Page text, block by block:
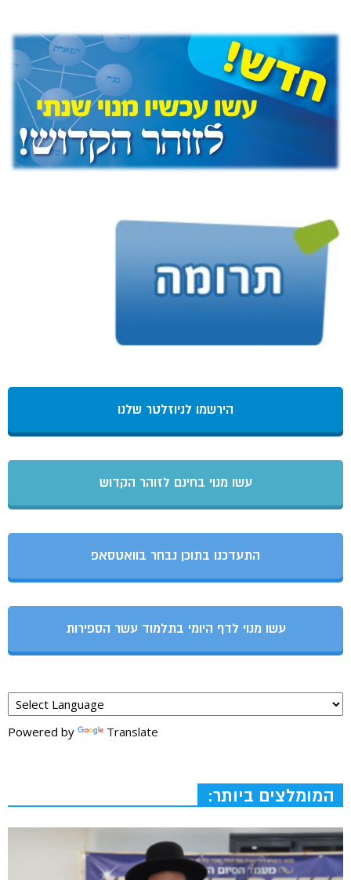
הירשמו לניוזלטר שלנו
עשו מנוי בחינם לזוהר הקדוש
התעדכנו בתוכן נבחר בוואטסאפ
עשו מנוי לדף היומי בתלמוד עשר הספירות
Powered by Translate
המומלצים ביותר: